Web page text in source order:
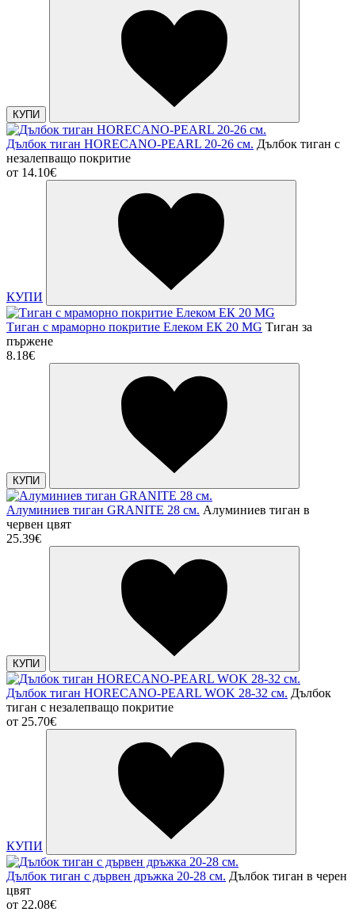
КУПИ
Дълбок тиган HORECANO-PEARL 20-26 см. Дълбок тиган с
незалепващо покритие
от 14.10€
КУПИ
Тиган с мраморно покритие Елеком ЕК 20 MG Тиган за
пържене
8.18€
КУПИ
Алуминиев тиган GRANITE 28 cм. Алуминиев тиган в
червен цвят
25.39€
КУПИ
Дълбок тиган HORECANO-PEARL WOK 28-32 см. Дълбок
тиган с незалепващо покритие
от 25.70€
КУПИ
Дълбок тиган с дървен дръжка 20-28 см. Дълбок тиган в черен
цвят
от 22.08€